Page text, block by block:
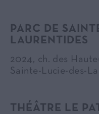
PARC DE
LAURENTIDES
2024, ch. des
Sainte-Lucie-des-
THÉÂTRE LE